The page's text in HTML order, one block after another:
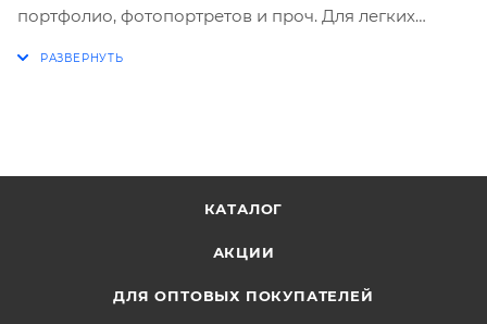
портфолио, фотопортретов и проч. Для легких
Область применения Для струйных принтеров
Ширина 210 мм
КАТАЛОГ
АКЦИИ
ДЛЯ ОПТОВЫХ ПОКУПАТЕЛЕЙ